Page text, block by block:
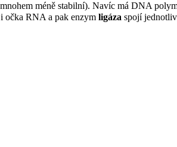
méně stabilní). Navíc má DNA
očka RNA a pak enzym ligáza spojí